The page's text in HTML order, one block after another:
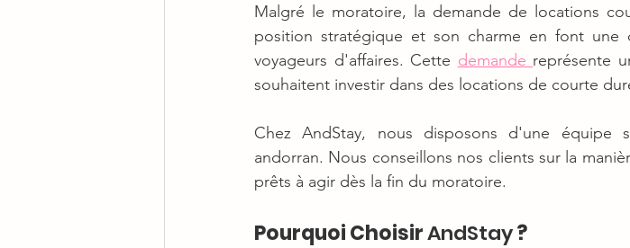
Malgré le moratoire, la demande de locations
position stratégique et son charme en font une
voyageurs d'affaires. Cette demande représente
souhaitent investir dans des locations de courte
Chez AndStay, nous disposons d'une équipe
andorran. Nous conseillons nos clients sur la
prêts à agir dès la fin du moratoire.
Pourquoi Choisir AndStay ?